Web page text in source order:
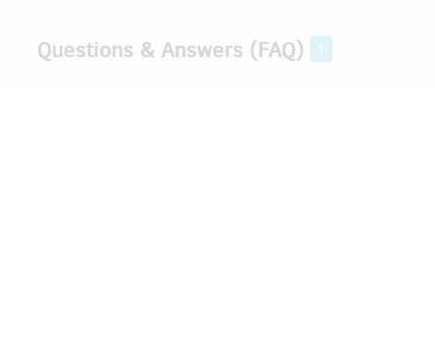
Questions & Answers (FAQ) 1